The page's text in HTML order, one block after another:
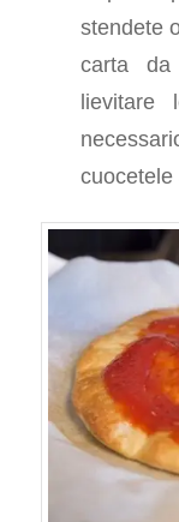
stendete
carta
lievitare